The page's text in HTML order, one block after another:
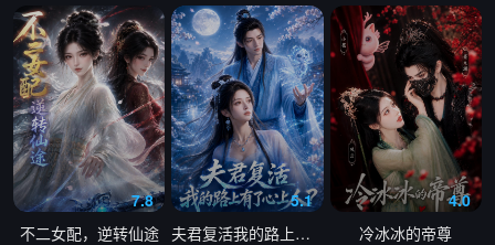
7.8
不二女配，逆转仙途
5.1
夫君复活我的路上有了心上人
4.0
冷冰冰的帝尊